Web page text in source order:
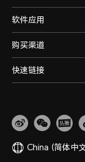
软件应用
购买渠道
快速链接
China (简体中